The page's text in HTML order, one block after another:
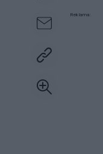
Reklama: